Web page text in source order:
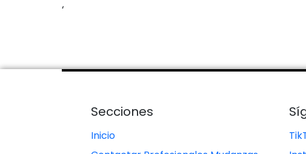
‘
Secciones
Inicio